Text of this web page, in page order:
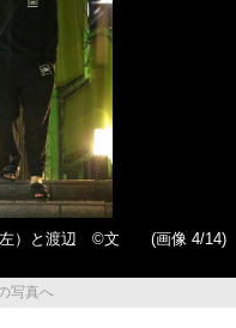
左）と渡辺 ©文
(画像 4/14)
写真へ